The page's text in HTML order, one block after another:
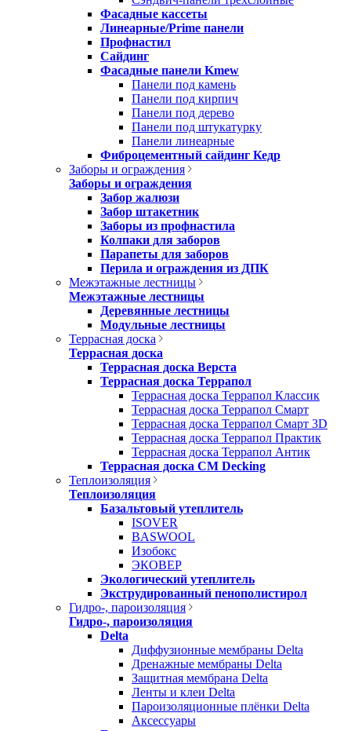
Фасадные кассеты
Линеарные/Prime панели
Профнастил
Сайдинг
Фасадные панели Kmew
Панели под камень
Панели под кирпич
Панели под дерево
Панели под штукатурку
Панели линеарные
Фиброцементный сайдинг Кедр
Заборы и ограждения
Заборы и ограждения
Забор жалюзи
Забор штакетник
Заборы из профнастила
Колпаки для заборов
Парапеты для заборов
Перила и ограждения из ДПК
Межэтажные лестницы
Межэтажные лестницы
Деревянные лестницы
Модульные лестницы
Террасная доска
Террасная доска
Террасная доска Верста
Террасная доска Террапол
Террасная доска Террапол Классик
Террасная доска Террапол Смарт
Террасная доска Террапол Смарт 3D
Террасная доска Террапол Практик
Террасная доска Террапол Антик
Террасная доска CM Decking
Теплоизоляция
Теплоизоляция
Базальтовый утеплитель
ISOVER
BASWOOL
Изобокс
ЭКОВЕР
Экологический утеплитель
Экструдированный пенополистирол
Гидро-, пароизоляция
Гидро-, пароизоляция
Delta
Диффузионные мембраны Delta
Дренажные мембраны Delta
Защитная мембрана Delta
Ленты и клеи Delta
Пароизоляционные плёнки Delta
Аксессуары